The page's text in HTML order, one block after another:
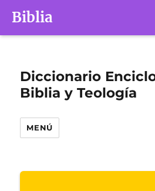
Biblia
Diccionario
Biblia y Teología
MENÚ